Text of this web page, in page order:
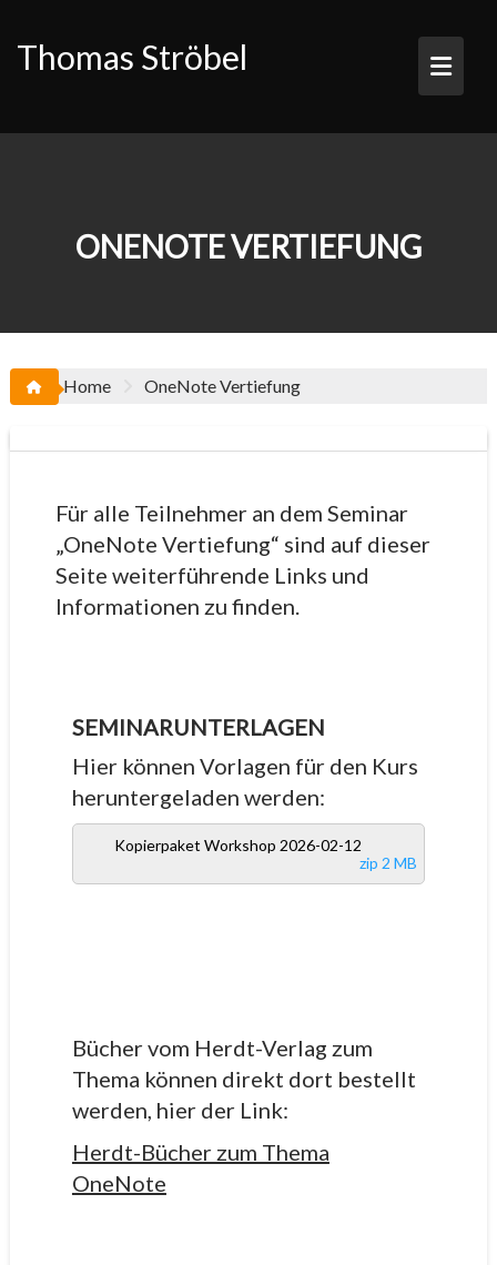
content
Thomas Ströbel
ONENOTE VERTIEFUNG
Home OneNote Vertiefung
Für alle Teilnehmer an dem Seminar
„OneNote Vertiefung“ sind auf dieser
Seite weiterführende Links und
Informationen zu finden.
SEMINARUNTERLAGEN
Hier können Vorlagen für den Kurs
heruntergeladen werden:
Kopierpaket Workshop 2026-02-12
zip 2 MB
Bücher vom Herdt-Verlag zum
Thema können direkt dort bestellt
werden, hier der Link:
Herdt-Bücher zum Thema
OneNote